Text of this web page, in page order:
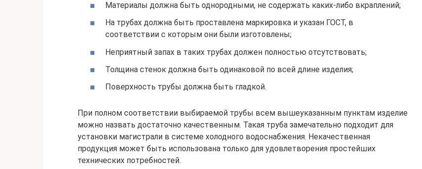
Материалы должна быть однородными, не содержать каких-либо вкраплений;
На трубах должна быть проставлена маркировка и указан ГОСТ, в
соответствии с которым они были изготовлены;
Неприятный запах в таких трубах должен полностью отсутствовать;
Толщина стенок должна быть одинаковой по всей длине изделия;
Поверхность трубы должна быть гладкой.
При полном соответствии выбираемой трубы всем вышеуказанным пунктам изделие
можно назвать достаточно качественным. Такая труба замечательно подходит для
установки магистрали в системе холодного водоснабжения. Некачественная
продукция может быть использована только для удовлетворения простейших
технических потребностей.